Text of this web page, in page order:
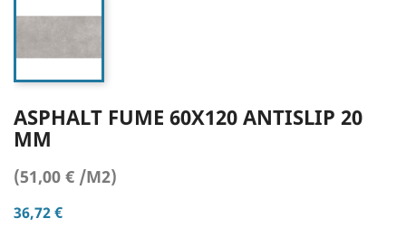
ASPHALT FUME 60X120 ANTISLIP 20
MM
(51,00 € /M2)
36,72 €